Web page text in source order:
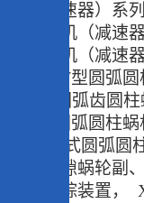
机（减速器）系
杆减速机（减速
杆减速机（减速
副、CW型圆弧
系列圆弧齿圆
系列圆弧圆柱
列轴装式圆弧圆
密无间隙蜗轮副
阳能跟踪装置，